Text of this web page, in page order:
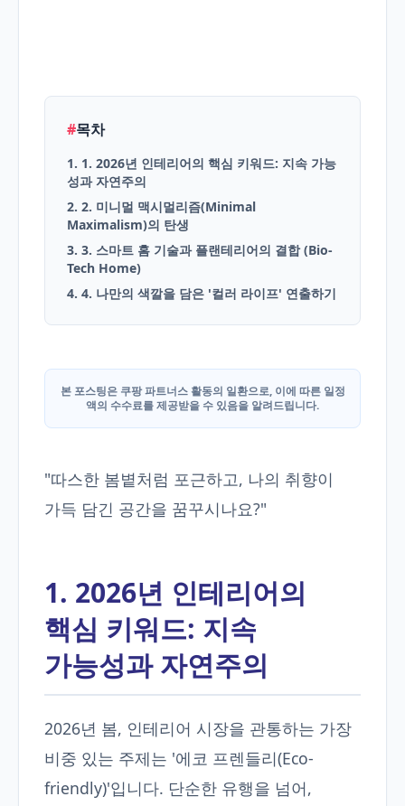
#목차
1. 1. 2026년 인테리어의 핵심 키워드: 지속 가능
성과 자연주의
2. 2. 미니멀 맥시멀리즘(Minimal
Maximalism)의 탄생
3. 3. 스마트 홈 기술과 플랜테리어의 결합 (Bio-
Tech Home)
4. 4. 나만의 색깔을 담은 '컬러 라이프' 연출하기
본 포스팅은 쿠팡 파트너스 활동의 일환으로, 이에 따른 일정
액의 수수료를 제공받을 수 있음을 알려드립니다.
"따스한 봄볕처럼 포근하고, 나의 취향이
가득 담긴 공간을 꿈꾸시나요?"
1. 2026년 인테리어의
핵심 키워드: 지속
가능성과 자연주의
2026년 봄, 인테리어 시장을 관통하는 가장
비중 있는 주제는 '에코 프렌들리(Eco-
friendly)'입니다. 단순한 유행을 넘어,